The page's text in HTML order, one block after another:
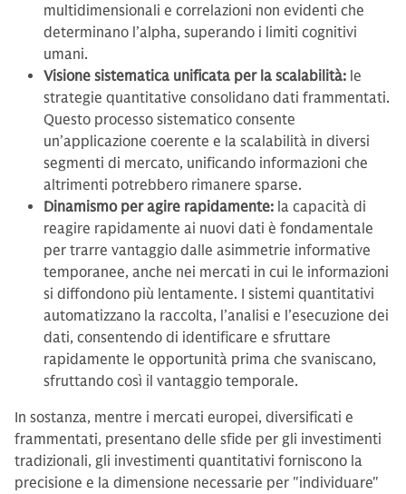
multidimensionali e correlazioni non evidenti che
determinano l’alpha, superando i limiti cognitivi
umani.
Visione sistematica unificata per la scalabilità: le
strategie quantitative consolidano dati frammentati.
Questo processo sistematico consente
un’applicazione coerente e la scalabilità in diversi
segmenti di mercato, unificando informazioni che
altrimenti potrebbero rimanere sparse.
Dinamismo per agire rapidamente: la capacità di
reagire rapidamente ai nuovi dati è fondamentale
per trarre vantaggio dalle asimmetrie informative
temporanee, anche nei mercati in cui le informazioni
si diffondono più lentamente. I sistemi quantitativi
automatizzano la raccolta, l’analisi e l’esecuzione dei
dati, consentendo di identificare e sfruttare
rapidamente le opportunità prima che svaniscano,
sfruttando così il vantaggio temporale.
In sostanza, mentre i mercati europei, diversificati e
frammentati, presentano delle sfide per gli investimenti
tradizionali, gli investimenti quantitativi forniscono la
precisione e la dimensione necessarie per "individuare"